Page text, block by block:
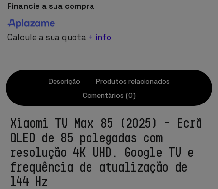
Financie a sua compra
Calcule a sua quota + info
Descrição
Produtos relacionados
Comentários (0)
Xiaomi TV Max 85 (2025) - Ecrã
QLED de 85 polegadas com
resolução 4K UHD, Google TV e
frequência de atualização de
144 Hz